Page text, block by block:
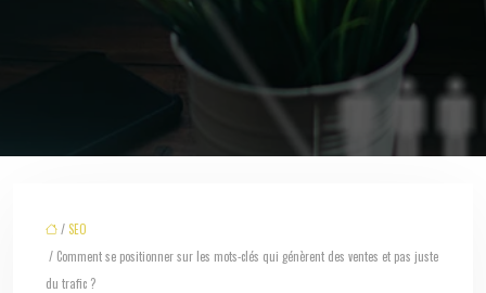
/ SEO
/ Comment se positionner sur les mots-clés qui génèrent des ventes et pas juste
du trafic ?